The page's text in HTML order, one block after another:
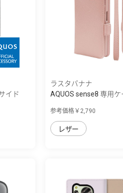
イド
ラスタバナナ
AQUOS sense8 専用
参考価格￥2,790
レザー